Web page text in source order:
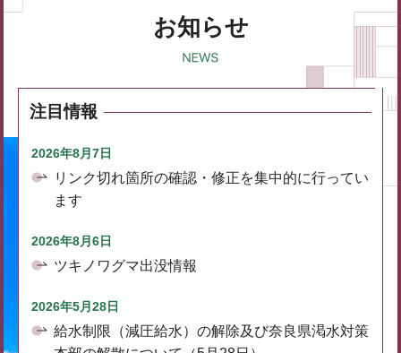
お知らせ
注目情報
2026年8月7日
リンク切れ箇所の確認・修正を集中的に行ってい
ます
2026年8月6日
ツキノワグマ出没情報
2026年5月28日
給水制限（減圧給水）の解除及び奈良県渇水対策